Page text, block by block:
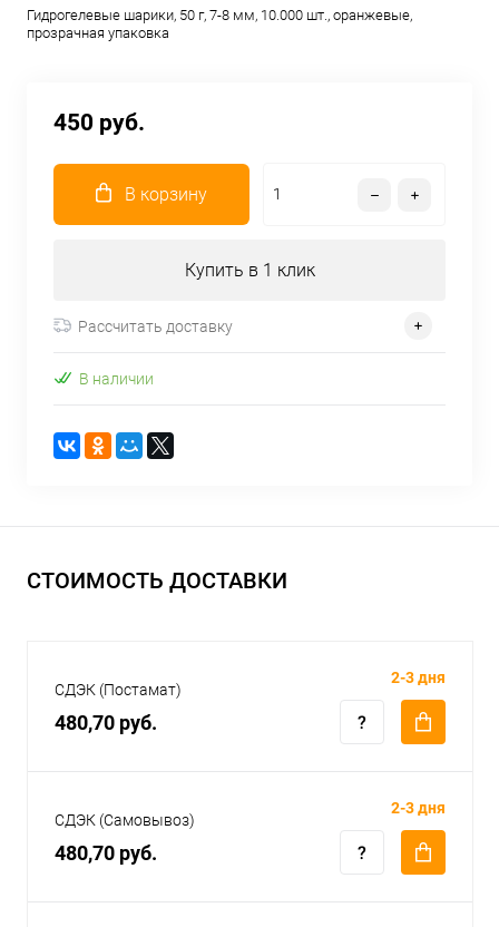
Гидрогелевые шарики, 50 г, 7-8 мм, 10.000 шт., оранжевые,
прозрачная упаковка
450 руб.
В корзину
Купить в 1 клик
Рассчитать доставку
В наличии
СТОИМОСТЬ ДОСТАВКИ
СДЭК (Постамат)
480,70 руб.
2-3 дня
СДЭК (Самовывоз)
480,70 руб.
2-3 дня